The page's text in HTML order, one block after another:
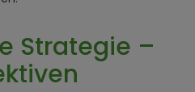
Strategie –